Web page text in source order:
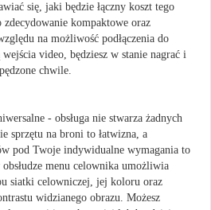
się, jaki będzie łączny koszt tego
kompaktowe oraz
na możliwość podłączenia do
video, będziesz w stanie nagrać i
chwile.
- obsługa nie stwarza żadnych
sprzętu na broni to łatwizna, a
pod Twoje indywidualne wymagania to
menu celownika umożliwia
siatki celowniczej, jej koloru oraz
widzianego obrazu. Możesz